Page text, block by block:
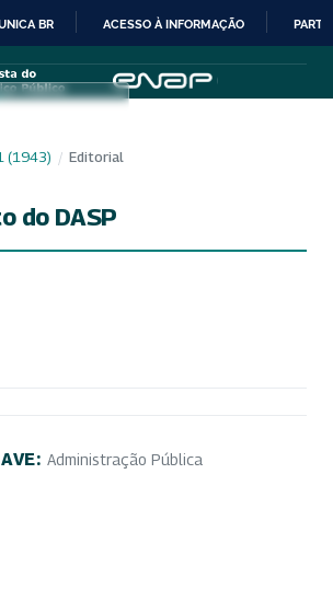
IR
PARA
CONTEÚDO
BR ACESSO À INFORMAÇÃO
(1943) / Editorial
do DASP
Administração Pública